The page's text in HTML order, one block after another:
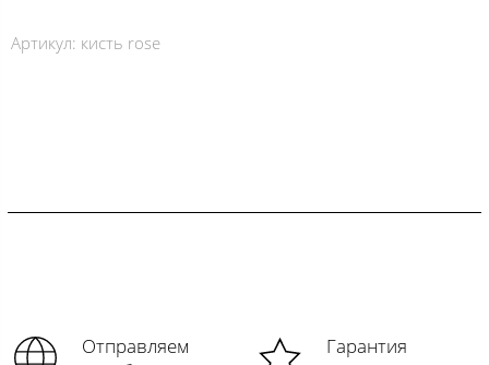
Артикул: кисть rose
Отправляем
Гарантия